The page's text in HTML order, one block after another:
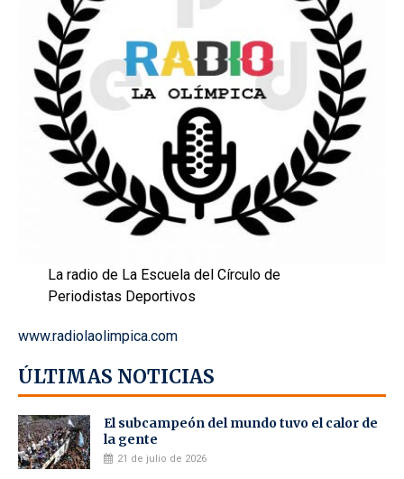
La radio de La Escuela del Círculo de
Periodistas Deportivos
www.radiolaolimpica.com
ÚLTIMAS NOTICIAS
El subcampeón del mundo tuvo el calor de
la gente
21 de julio de 2026